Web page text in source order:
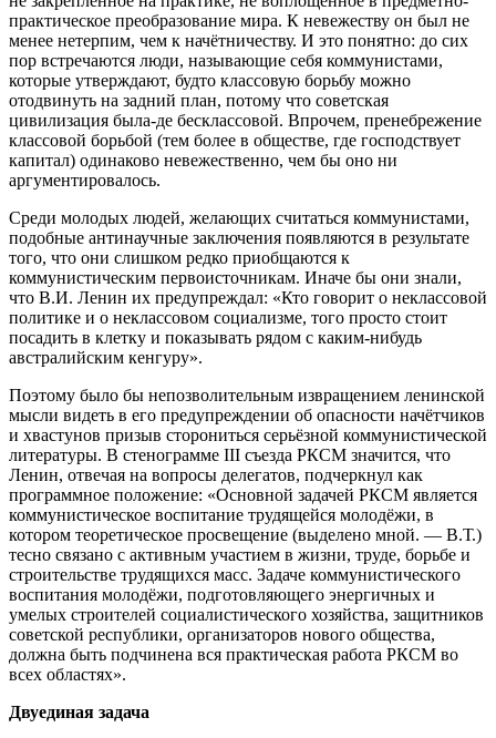
практическое преобразование мира. К невежеству он был не
менее нетерпим, чем к начётничеству. И это понятно: до сих
пор встречаются люди, называющие себя коммунистами,
которые утверждают, будто классовую борьбу можно
отодвинуть на задний план, потому что советская
цивилизация была-де бесклассовой. Впрочем, пренебрежение
классовой борьбой (тем более в обществе, где господствует
капитал) одинаково невежественно, чем бы оно ни
аргументировалось.
Среди молодых людей, желающих считаться коммунистами,
подобные антинаучные заключения появляются в результате
того, что они слишком редко приобщаются к
коммунистическим первоисточникам. Иначе бы они знали,
что В.И. Ленин их предупреждал: «Кто говорит о неклассовой
политике и о неклассовом социализме, того просто стоит
посадить в клетку и показывать рядом с каким-нибудь
австралийским кенгуру».
Поэтому было бы непозволительным извращением ленинской
мысли видеть в его предупреждении об опасности начётчиков
и хвастунов призыв сторониться серьёзной коммунистической
литературы. В стенограмме III съезда РКСМ значится, что
Ленин, отвечая на вопросы делегатов, подчеркнул как
программное положение: «Основной задачей РКСМ является
коммунистическое воспитание трудящейся молодёжи, в
котором теоретическое просвещение (выделено мной. — В.Т.)
тесно связано с активным участием в жизни, труде, борьбе и
строительстве трудящихся масс. Задаче коммунистического
воспитания молодёжи, подготовляющего энергичных и
умелых строителей социалистического хозяйства, защитников
советской республики, организаторов нового общества,
должна быть подчинена вся практическая работа РКСМ во
всех областях».
Двуединая задача